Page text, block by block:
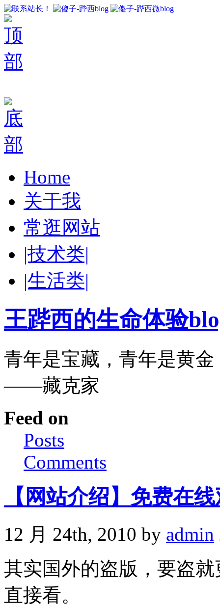
Home
关于我
常逛网站
|技术类|
|生活类|
王跸西的生命体验
青年是宝藏，青年是黄
——藏克家
Feed on
Posts
Comments
【网站介绍】免费在
12 月 24th, 2010 by admin
其实国外的盗版，要盗
直接看。